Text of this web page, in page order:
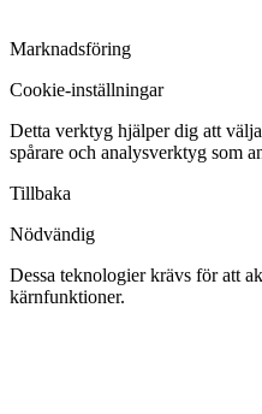
Marknadsföring
Cookie-inställningar
Detta verktyg hjälper dig att
spårare och analysverktyg som
Tillbaka
Nödvändig
Dessa teknologier krävs för att
kärnfunktioner.